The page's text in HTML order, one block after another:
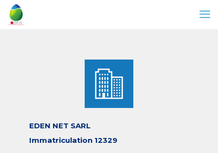
EDEN NET SARL
Immatriculation 12329